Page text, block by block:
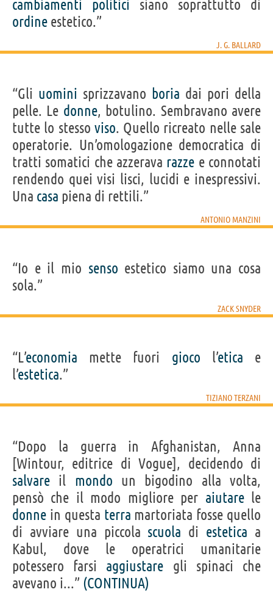
cambiamenti politici siano soprattutto di
ordine estetico.”
J. G. BALLARD
“Gli uomini sprizzavano boria dai pori della
pelle. Le donne, botulino. Sembravano avere
tutte lo stesso viso. Quello ricreato nelle sale
operatorie. Un’omologazione democratica di
tratti somatici che azzerava razze e connotati
rendendo quei visi lisci, lucidi e inespressivi.
Una casa piena di rettili.”
ANTONIO MANZINI
“Io e il mio senso estetico siamo una cosa
sola.”
ZACK SNYDER
“L’economia mette fuori gioco l’etica e
l’estetica.”
TIZIANO TERZANI
“Dopo la guerra in Afghanistan, Anna
[Wintour, editrice di Vogue], decidendo di
salvare il mondo un bigodino alla volta,
pensò che il modo migliore per aiutarele
donne in questa terra martoriata fosse quello
di avviare una piccola scuola di estetica a
Kabul, dove le operatrici umanitarie
potessero farsi aggiustare gli spinaci che
avevano i...” (CONTINUA)